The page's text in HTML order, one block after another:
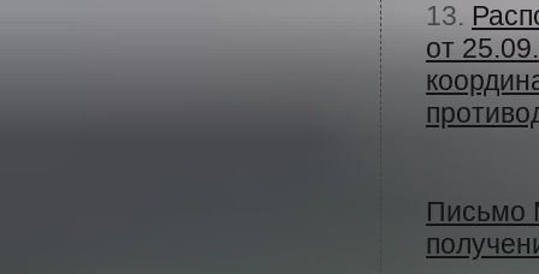
13.
от
Письмо